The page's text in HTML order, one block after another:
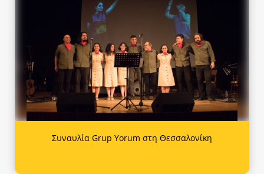
Συναυλία Grup Yorum στη Θεσσαλονίκη